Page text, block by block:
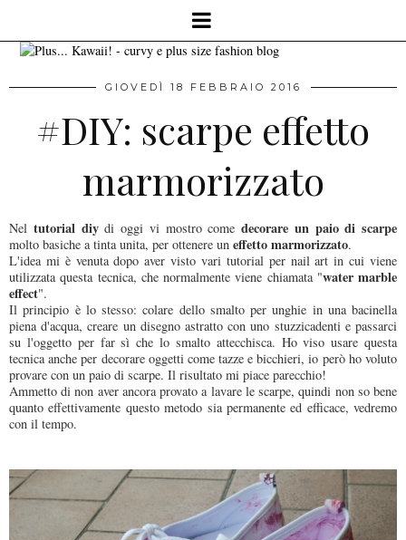
GIOVEDÌ 18 FEBBRAIO 2016
#DIY: scarpe effetto
marmorizzato
Nel tutorial diydi oggi vi mostro come decorare un paio di scarpe
molto basiche a tinta unita, per ottenere un effetto marmorizzato.
L'idea mi è venuta dopo aver visto vari tutorial per nail art in cui viene
utilizzata questa tecnica, che normalmente viene chiamata "water marble
effect".
Il principio è lo stesso: colare dello smalto per unghie in una bacinella
piena d'acqua, creare un disegno astratto con uno stuzzicadenti e passarci
su l'oggetto per far sì che lo smalto attecchisca. Ho viso usare questa
tecnica anche per decorare oggetti come tazze e bicchieri, io però ho voluto
provare con un paio di scarpe. Il risultato mi piace parecchio!
Ammetto di non aver ancora provato a lavare le scarpe, quindi non so bene
quanto effettivamente questo metodo sia permanente ed efficace, vedremo
con il tempo.